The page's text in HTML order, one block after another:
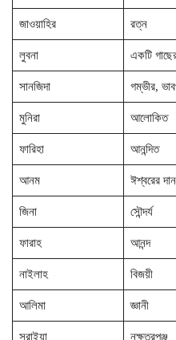
জাওয়াহির রত্ন
লুবনা একটি
সানজিদা গম্ভীর,
মুনিরা আলোকিত
ফারিহা আনন্দিত
আনম ঈশ্বরের দান
জিনা সৌন্দর্য
ফারাহ আনন্দ
নাইলাহ বিজয়ী
আলিমা জ্ঞানী
সুরাইয়া নক্ষত্রপুঞ্জ